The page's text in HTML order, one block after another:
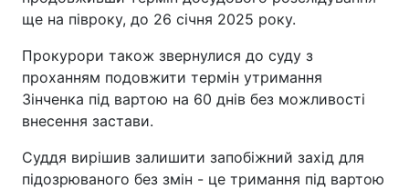
ще на півроку, до 26 січня 2025 року.
Прокурори також звернулися до суду з
проханням подовжити термін утримання
Зінченка під вартою на 60 днів без можливості
внесення застави.
Суддя вирішив залишити запобіжний захід для
підозрюваного без змін - це тримання під вартою